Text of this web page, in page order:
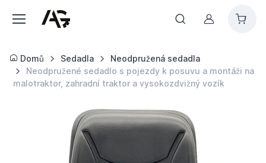
Můj účet
Domů Sedadla
Neodpružená sedadla
Neodpružené sedadlo s pojezdy k posuvu a montáži na
malotraktor, zahradní traktor a vysokozdvižný vozík